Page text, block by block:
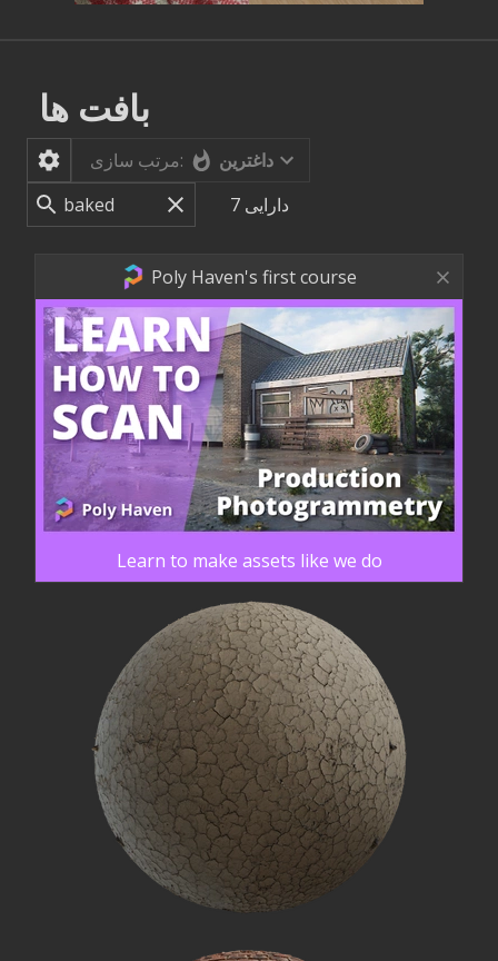
بافت ها
مرتب سازی:
داغترین
7 دارایی
Poly Haven's first course
Learn to make assets like we do